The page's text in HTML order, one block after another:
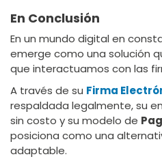
En Conclusión
En un mundo digital en
emerge como una solución
que interactuamos con las
A través de su Firma
respaldada legalmente, su
sin costo y su modelo de
posiciona como una
adaptable.